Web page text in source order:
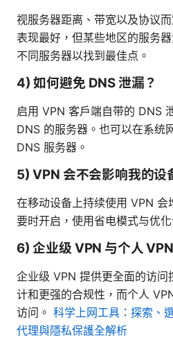
视服务器距离、带宽以及协议
表现最好，但某些地区的服务
不同服务器以找到最佳点。
4) 如何避免 DNS 泄漏？
启用 VPN 客户端自带的 DNS
DNS 的服务器。也可以在系统
DNS 服务器。
5) VPN 会不会影响我的设
在移动设备上持续使用 VPN 会
要时开启，使用省电模式与优化
6) 企业级 VPN 与个人
企业级 VPN 提供更全面的访问
计和更强的合规性，而个人
访问。 科学上网工具：探索、
代理與隱私保護全解析